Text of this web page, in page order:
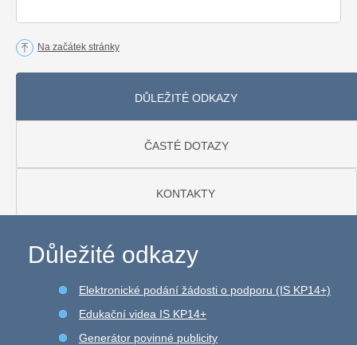
Na začátek stránky
DŮLEŽITÉ ODKAZY
ČASTÉ DOTAZY
KONTAKTY
Důležité odkazy
Elektronické podání žádosti o podporu (IS KP14+)
Edukační videa IS KP14+
Generátor povinné publicity